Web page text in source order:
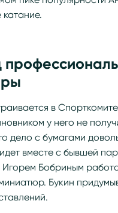
в
у него не
дело с бумагами
вместе с бывшей
Игорем Бобриным
Букин